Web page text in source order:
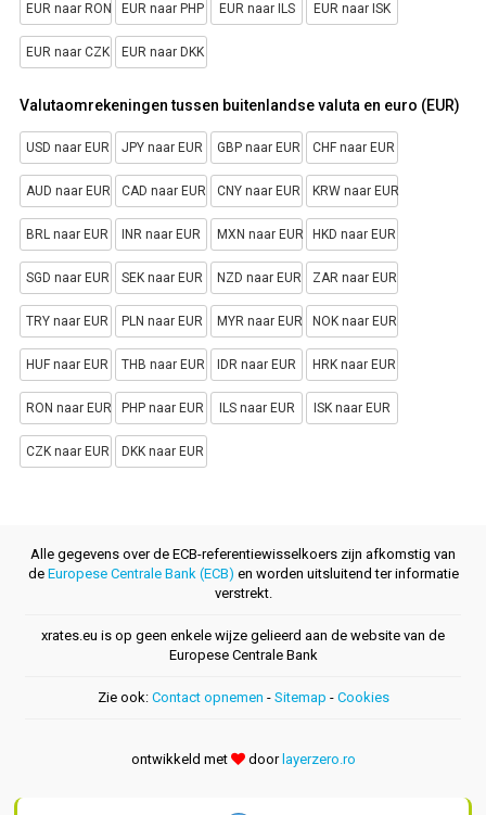
EUR naar RON EUR naar PHP EUR naar ILS EUR naar ISK
EUR naar CZK EUR naar DKK
Valutaomrekeningen tussen buitenlandse valuta en euro (EUR)
USD naar EUR JPY naar EUR GBP naar EUR CHF naar EUR
AUD naar EUR CAD naar EUR CNY naar EUR KRW naar EUR
BRL naar EUR INR naar EUR MXN naar EUR HKD naar EUR
SGD naar EUR SEK naar EUR NZD naar EUR ZAR naar EUR
TRY naar EUR PLN naar EUR MYR naar EUR NOK naar EUR
HUF naar EUR THB naar EUR IDR naar EUR HRK naar EUR
RON naar EUR PHP naar EUR ILS naar EUR ISK naar EUR
CZK naar EUR DKK naar EUR
Alle gegevens over de ECB-referentiewisselkoers zijn afkomstig van
de Europese Centrale Bank (ECB) en worden uitsluitend ter informatie
verstrekt.
xrates.eu is op geen enkele wijze gelieerd aan de website van de
Europese Centrale Bank
Zie ook: Contact opnemen - Sitemap - Cookies
ontwikkeld met door layerzero.ro